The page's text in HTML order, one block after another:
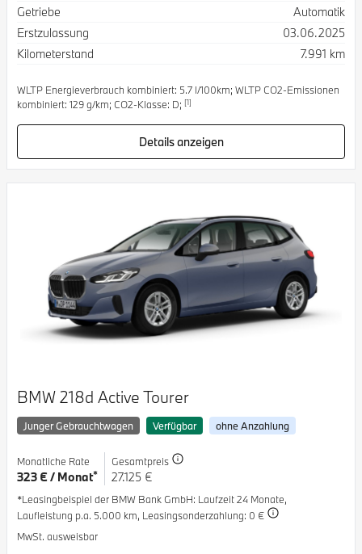
Getriebe
Automatik
Erstzulassung
03.06.2025
Kilometerstand
7.991 km
WLTP Energieverbrauch kombiniert: 5.7 l/100km; WLTP CO2-Emissionen
kombiniert: 129 g/km; CO2-Klasse: D; [1]
Details anzeigen
BMW 218d Active Tourer
Junger Gebrauchtwagen Verfügbar ohne Anzahlung
Monatliche Rate
323 € / Monat*
Gesamtpreis
27.125 €
*Leasingbeispiel der BMW Bank GmbH: Laufzeit 24 Monate,
Laufleistung p.a. 5.000 km, Leasingsonderzahlung: 0 €
MwSt. ausweisbar